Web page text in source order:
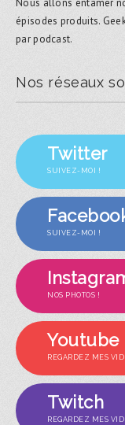
Nous allons entamer
épisodes produits.
par podcast.
Nos réseaux
Twitter
SUIVEZ-MOI !
SUIVEZ-MOI !
NOS PHOTOS !
Youtube
REGARDEZ MES
Twitch
REGARDEZ MES